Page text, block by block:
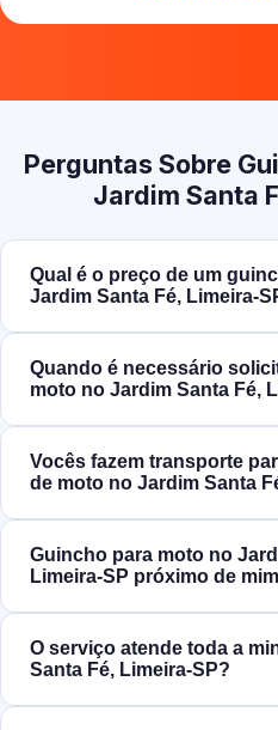
Perguntas Sobre
Jardim Santa
Qual é o preço de um
Jardim Santa Fé,
Quando é necessário
moto no Jardim Santa Fé,
Vocês fazem transporte
de moto no Jardim Santa
Guincho para moto no
Limeira‑SP próximo de
O serviço atende toda a
Santa Fé, Limeira‑SP?